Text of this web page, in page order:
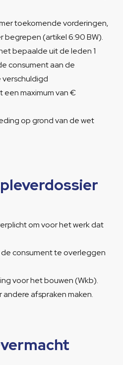
toekomende vorderingen,
begrepen (artikel 6:90 BW).
bepaalde uit de leden 1
consument aan de
een maximum van €
op grond van de wet
om voor het werk dat
consument te overleggen
voor het bouwen (Wkb).
afspraken maken.